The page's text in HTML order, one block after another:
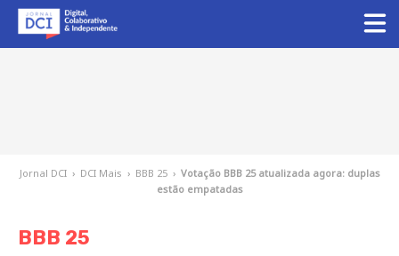
Jornal DCI › DCI Mais › BBB 25 › Votação BBB 25 atualizada agora: duplas
estão empatadas
BBB 25